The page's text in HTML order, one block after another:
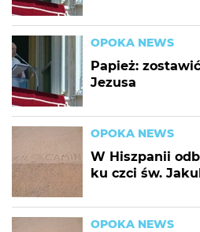
OPOKA NEWS
Papież:
Jezusa
OPOKA NEWS
W Hiszpanii
ku czci św.
OPOKA NEWS